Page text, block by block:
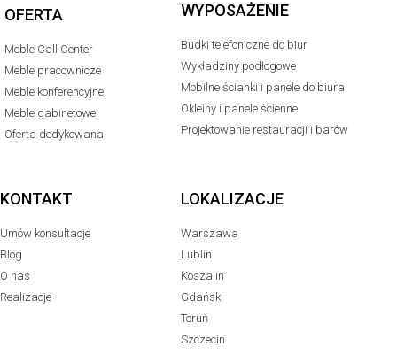
OFERTA
Meble Call Center
Meble pracownicze
Meble konferencyjne
Meble gabinetowe
Oferta dedykowana
WYPOSAŻENIE
Budki telefoniczne do biur
Wykładziny podłogowe
Mobilne ścianki i panele do biura
Okleiny i panele ścienne
Projektowanie restauracji i barów
KONTAKT
Umów konsultacje
Blog
O nas
Realizacje
LOKALIZACJE
Warszawa
Lublin
Koszalin
Gdańsk
Toruń
Szczecin